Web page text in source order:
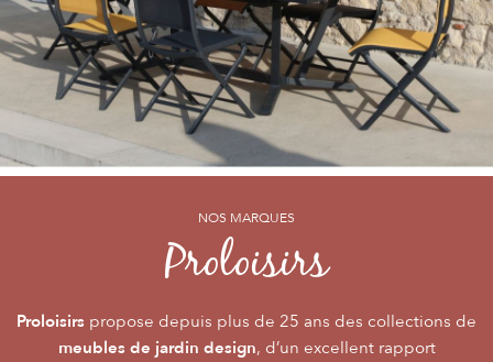
NOS MARQUES
Proloisirs
Proloisirs propose depuis plus de 25 ans des collections de
meubles de jardin design, d’un excellent rapport
NOS MARQUES
Océoby PROLOISIRS
Océocrée dumobilier Premium, pour vivre l’extérieur avec
raffinement et participer de façon inoubliable aux grandes
NOS MARQUES
Alizéby PROLOISIRS
Alizéest LA marque du mobilier de jardin contemporain
dont la conception et l’accessibilité du prixfont qu’elle